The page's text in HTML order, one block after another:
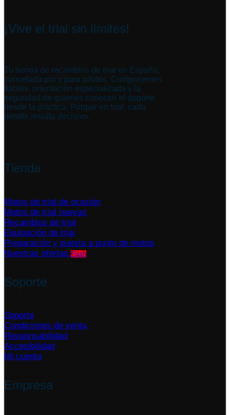
¡Vive el trial sin límites!
Tu tienda de recambios de trial en España,
concebida por y para pilotos. Componentes
fiables, orientación especializada y la
seguridad de quienes conocen el deporte
desde la práctica. Porque en trial, cada
detalle resulta decisivo.
Tienda
Motos de trial de ocasión
Motos de trial nuevas
Recambios de trial
Equipación de trial
Preparación y puesta a punto de motos
Nuestras ofertas
Soporte
Soporte
Condiciones de venta
Responsabilidad
Accesibilidad
Mi cuenta
Empresa